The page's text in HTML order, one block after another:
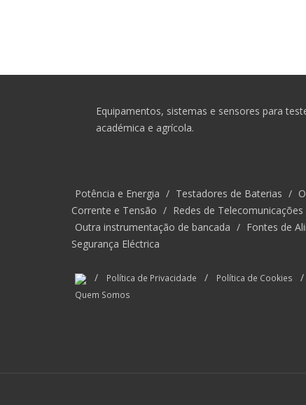
Equipamentos, sistemas e sensores para
académica e agrícola.
Potência e Energia / Testadores de Baterias /
Corrente e Tensão / Redes de Telecomunicações
Outra instrumentação de bancada / Fontes de
Segurança Eléctrica
/ Política de Privacidade / Política de Cookies /
Quem Somos